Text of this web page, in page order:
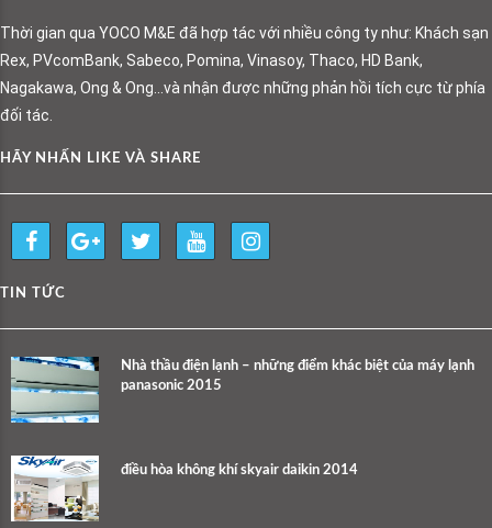
Thời gian qua YOCO M&E đã hợp tác với nhiều công ty như: Khách sạn
Rex, PVcomBank, Sabeco, Pomina, Vinasoy, Thaco, HD Bank,
Nagakawa, Ong & Ong…và nhận được những phản hồi tích cực từ phía
đối tác.
HÃY NHẤN LIKE VÀ SHARE
TIN TỨC
Nhà thầu điện lạnh – những điểm khác biệt của máy lạnh
panasonic 2015
điều hòa không khí skyair daikin 2014